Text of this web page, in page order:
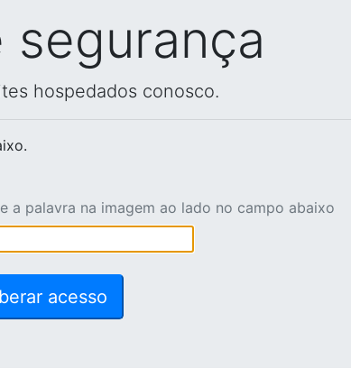
hospedados conosco.
a palavra na imagem ao lado no campo abaixo